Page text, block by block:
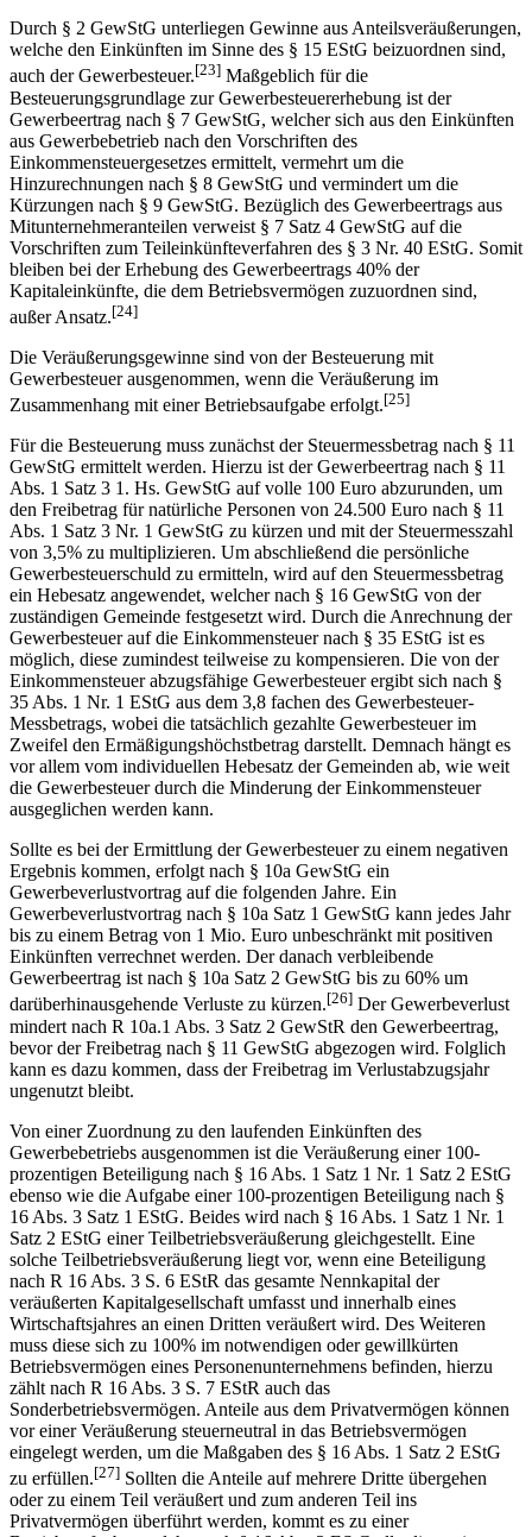
Durch § 2 GewStG unterliegen Gewinne aus Anteilsveräußerungen,
welche den Einkünften im Sinne des § 15 EStG beizuordnen sind,
auch der Gewerbesteuer.[23] Maßgeblich für die
Besteuerungsgrundlage zur Gewerbesteuererhebung ist der
Gewerbeertrag nach § 7 GewStG, welcher sich aus den Einkünften
aus Gewerbebetrieb nach den Vorschriften des
Einkommensteuergesetzes ermittelt, vermehrt um die
Hinzurechnungen nach § 8 GewStG und vermindert um die
Kürzungen nach § 9 GewStG. Bezüglich des Gewerbeertrags aus
Mitunternehmeranteilen verweist § 7 Satz 4 GewStG auf die
Vorschriften zum Teileinkünfteverfahren des § 3 Nr. 40 EStG. Somit
bleiben bei der Erhebung des Gewerbeertrags 40% der
Kapitaleinkünfte, die dem Betriebsvermögen zuzuordnen sind,
außer Ansatz.[24]
Die Veräußerungsgewinne sind von der Besteuerung mit
Gewerbesteuer ausgenommen, wenn die Veräußerung im
Zusammenhang mit einer Betriebsaufgabe erfolgt.[25]
Für die Besteuerung muss zunächst der Steuermessbetrag nach § 11
GewStG ermittelt werden. Hierzu ist der Gewerbeertrag nach § 11
Abs. 1 Satz 3 1. Hs. GewStG auf volle 100 Euro abzurunden, um
den Freibetrag für natürliche Personen von 24.500 Euro nach § 11
Abs. 1 Satz 3 Nr. 1 GewStG zu kürzen und mit der Steuermesszahl
von 3,5% zu multiplizieren. Um abschließend die persönliche
Gewerbesteuerschuld zu ermitteln, wird auf den Steuermessbetrag
ein Hebesatz angewendet, welcher nach § 16 GewStG von der
zuständigen Gemeinde festgesetzt wird. Durch die Anrechnung der
Gewerbesteuer auf die Einkommensteuer nach § 35 EStG ist es
möglich, diese zumindest teilweise zu kompensieren. Die von der
Einkommensteuer abzugsfähige Gewerbesteuer ergibt sich nach §
35 Abs. 1 Nr. 1 EStG aus dem 3,8 fachen des Gewerbesteuer-
Messbetrags, wobei die tatsächlich gezahlte Gewerbesteuer im
Zweifel den Ermäßigungshöchstbetrag darstellt. Demnach hängt es
vor allem vom individuellen Hebesatz der Gemeinden ab, wie weit
die Gewerbesteuer durch die Minderung der Einkommensteuer
ausgeglichen werden kann.
Sollte es bei der Ermittlung der Gewerbesteuer zu einem negativen
Ergebnis kommen, erfolgt nach § 10a GewStG ein
Gewerbeverlustvortrag auf die folgenden Jahre. Ein
Gewerbeverlustvortrag nach § 10a Satz 1 GewStG kann jedes Jahr
bis zu einem Betrag von 1 Mio. Euro unbeschränkt mit positiven
Einkünften verrechnet werden. Der danach verbleibende
Gewerbeertrag ist nach § 10a Satz 2 GewStG bis zu 60% um
darüberhinausgehende Verluste zu kürzen.[26] Der Gewerbeverlust
mindert nach R 10a.1 Abs. 3 Satz 2 GewStR den Gewerbeertrag,
bevor der Freibetrag nach § 11 GewStG abgezogen wird. Folglich
kann es dazu kommen, dass der Freibetrag im Verlustabzugsjahr
ungenutzt bleibt.
Von einer Zuordnung zu den laufenden Einkünften des
Gewerbebetriebs ausgenommen ist die Veräußerung einer 100-
prozentigen Beteiligung nach § 16 Abs. 1 Satz 1 Nr. 1 Satz 2 EStG
ebenso wie die Aufgabe einer 100-prozentigen Beteiligung nach §
16 Abs. 3 Satz 1 EStG. Beides wird nach § 16 Abs. 1 Satz 1 Nr. 1
Satz 2 EStG einer Teilbetriebsveräußerung gleichgestellt. Eine
solche Teilbetriebsveräußerung liegt vor, wenn eine Beteiligung
nach R 16 Abs. 3 S. 6 EStR das gesamte Nennkapital der
veräußerten Kapitalgesellschaft umfasst und innerhalb eines
Wirtschaftsjahres an einen Dritten veräußert wird. Des Weiteren
muss diese sich zu 100% im notwendigen oder gewillkürten
Betriebsvermögen eines Personenunternehmens befinden, hierzu
zählt nach R 16 Abs. 3 S. 7 EStR auch das
Sonderbetriebsvermögen. Anteile aus dem Privatvermögen können
vor einer Veräußerung steuerneutral in das Betriebsvermögen
eingelegt werden, um die Maßgaben des § 16 Abs. 1 Satz 2 EStG
zu erfüllen.[27] Sollten die Anteile auf mehrere Dritte übergehen
oder zu einem Teil veräußert und zum anderen Teil ins
Privatvermögen überführt werden, kommt es zu einer